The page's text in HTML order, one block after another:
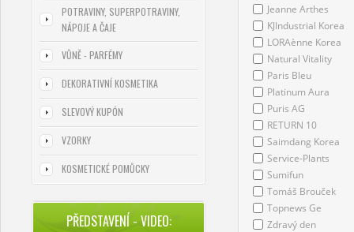
POTRAVINY, SUPERPOTRAVINY,
NÁPOJE A ČAJE
VŮNĚ - PARFÉMY
DEKORATIVNÍ KOSMETIKA
SLEVOVÝ KUPÓN
VZORKY
KOSMETICKÉ POMŮCKY
PŘEDSTAVENÍ - VIDEO:
Jeanne Arthes
KJIndustrial Korea
LORAènne Korea
Natural Vitality
Paris Bleu
Platinum Aura
Puris AG
RETURN 10
Saimdang Korea
Service-Plants
Sumifun
Tomáš Brouček
Topnews Ge
Zdravý den